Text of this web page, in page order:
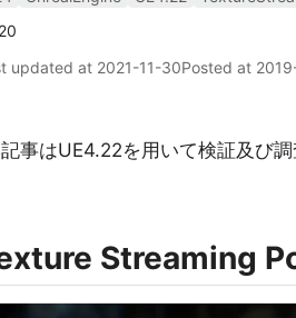
20
updated at 2021-11-30Posted at
事はUE4.22を用いて検証及び
Streaming